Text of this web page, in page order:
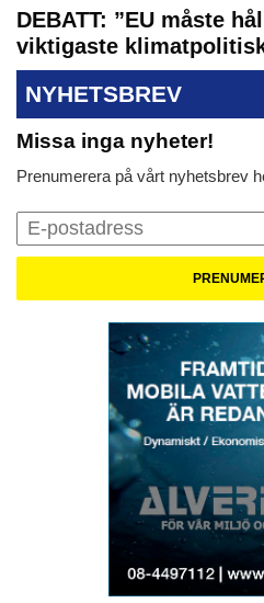
DEBATT: ”EU måste
viktigaste
NYHETSBREV
Missa inga nyheter!
Prenumerera på vårt nyhetsbrev